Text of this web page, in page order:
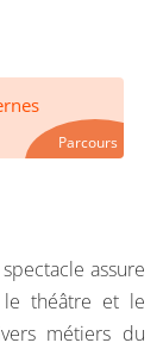
Parcours
assure
le théâtre et le
métiers du